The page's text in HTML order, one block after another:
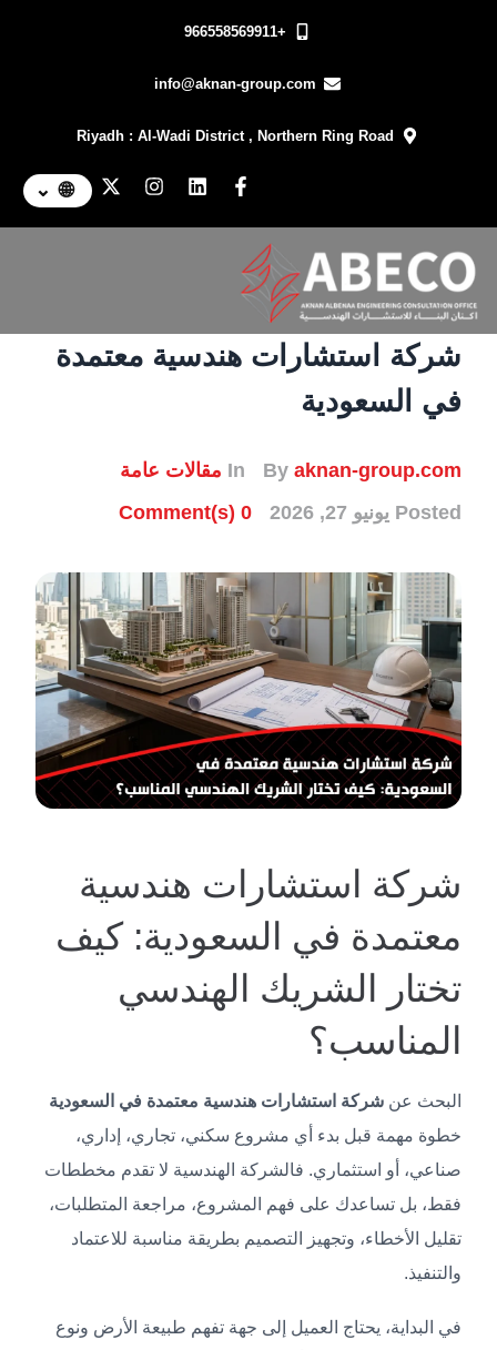
+966558569911
info@aknan-group.com
Riyadh : Al-Wadi District , Northern Ring Road
🌐
⌄
شركة استشارات هندسية معتمدة
في السعودية
By aknan-group.com
In مقالات عامة
Posted يونيو 27, 2026 0 Comment(s)
شركة استشارات هندسية
معتمدة في السعودية: كيف
تختار الشريك الهندسي
المناسب؟
البحث عن شركة استشارات هندسية معتمدة في السعودية
خطوة مهمة قبل بدء أي مشروع سكني، تجاري، إداري،
صناعي، أو استثماري. فالشركة الهندسية لا تقدم مخططات
فقط، بل تساعدك على فهم المشروع، مراجعة المتطلبات،
تقليل الأخطاء، وتجهيز التصميم بطريقة مناسبة للاعتماد
والتنفيذ.
في البداية، يحتاج العميل إلى جهة تفهم طبيعة الأرض ونوع